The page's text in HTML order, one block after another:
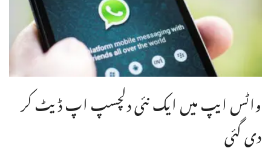
واٹس ایپ میں ایک نئی دلچسپ اپ ڈیٹ کر
دی گئی